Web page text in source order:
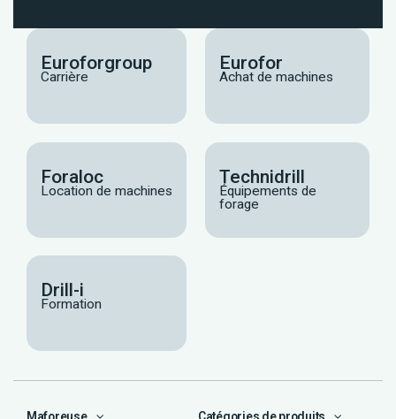
Euroforgroup
Carrière
Eurofor
Achat de machines
Foraloc
Location de machines
Technidrill
Équipements de
forage
Drill-i
Formation